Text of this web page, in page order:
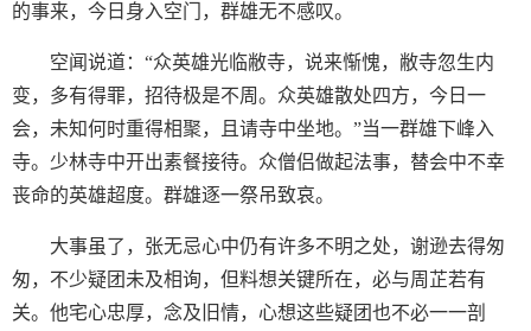
的事来，今日身入空门，群雄无不感叹。
空闻说道：“众英雄光临敝寺，说来惭愧，敝寺忽生内
变，多有得罪，招待极是不周。众英雄散处四方，今日一
会，未知何时重得相聚，且请寺中坐地。”当一群雄下峰入
寺。少林寺中开出素餐接待。众僧侣做起法事，替会中不幸
丧命的英雄超度。群雄逐一祭吊致哀。
大事虽了，张无忌心中仍有许多不明之处，谢逊去得匆
匆，不少疑团未及相询，但料想关键所在，必与周芷若有
关。他宅心忠厚，念及旧情，心想这些疑团也不必一一剖